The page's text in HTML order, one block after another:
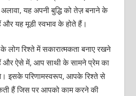
यह अपनी बुद्धि को तेज़ बनाने के
और यह मूडी स्वभाव के होते हैं।
लोग रिश्ते में सकारात्मकता बनाए रखने
ऐसे में, आप साथी के सामने प्रेम का
इसके परिणामस्वरूप, आपके रिश्ते से
हैं जिस पर आपको काम करने की